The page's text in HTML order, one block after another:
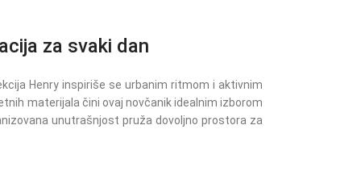
za svaki dan
Henry inspiriše se urbanim ritmom i aktivnim
materijala čini ovaj novčanik idealnim izborom
unutrašnjost pruža dovoljno prostora za